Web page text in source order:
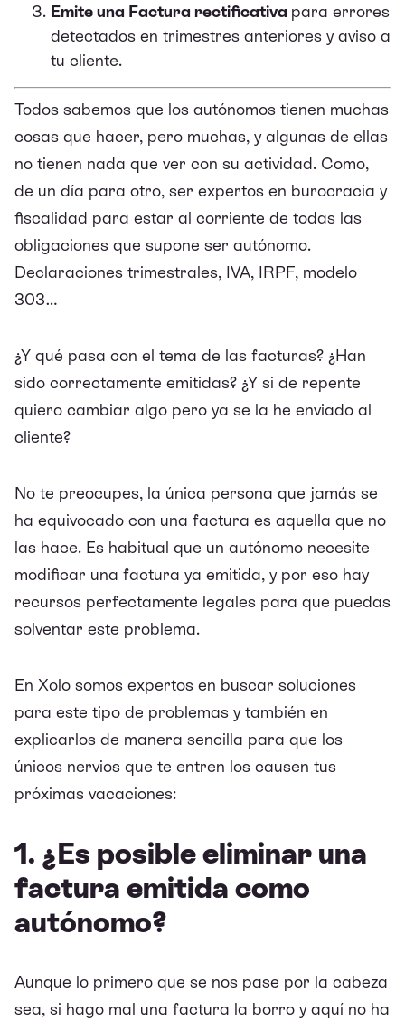
Emite una Factura rectificativa para errores
detectados en trimestres anteriores y aviso a
tu cliente.
Todos sabemos que los autónomos tienen muchas
cosas que hacer, pero muchas, y algunas de ellas
no tienen nada que ver con su actividad. Como,
de un día para otro, ser expertos en burocracia y
fiscalidad para estar al corriente de todas las
obligaciones que supone ser autónomo.
Declaraciones trimestrales, IVA, IRPF, modelo
303…
¿Y qué pasa con el tema de las facturas? ¿Han
sido correctamente emitidas? ¿Y si de repente
quiero cambiar algo pero ya se la he enviado al
cliente?
No te preocupes, la única persona que jamás se
ha equivocado con una factura es aquella que no
las hace. Es habitual que un autónomo necesite
modificar una factura ya emitida, y por eso hay
recursos perfectamente legales para que puedas
solventar este problema.
En Xolo somos expertos en buscar soluciones
para este tipo de problemas y también en
explicarlos de manera sencilla para que los
únicos nervios que te entren los causen tus
próximas vacaciones:
1. ¿Es posible eliminar una
factura emitida como
autónomo?
Aunque lo primero que se nos pase por la cabeza
sea, si hago mal una factura la borro y aquí no ha